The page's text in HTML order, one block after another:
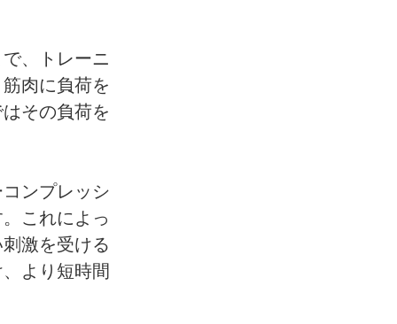
、トレーニ
肉に負荷を
その負荷を
ンプレッシ
これによっ
激を受ける
より短時間